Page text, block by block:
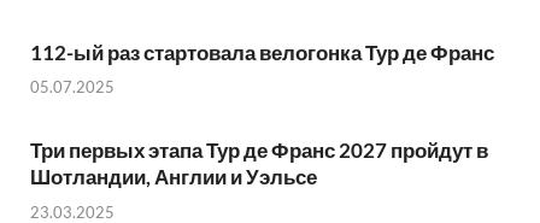
112-ый раз стартовала велогонка Тур де Франс
05.07.2025
Три первых этапа Тур де Франс 2027 пройдут в
Шотландии, Англии и Уэльсе
23.03.2025